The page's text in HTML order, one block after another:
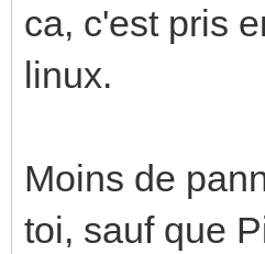
ca, c'est pris
linux.
Moins de
toi, sauf que